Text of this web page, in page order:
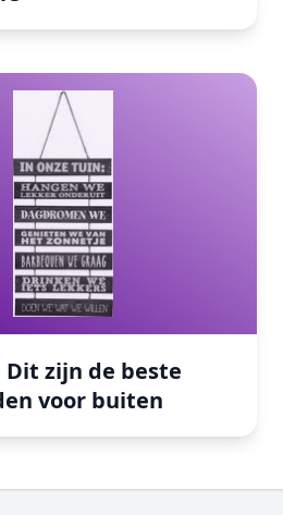
Dit zijn de beste
voor buiten